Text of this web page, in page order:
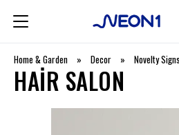
Home & Garden » Decor » Novelty Signs
HAIR SALON